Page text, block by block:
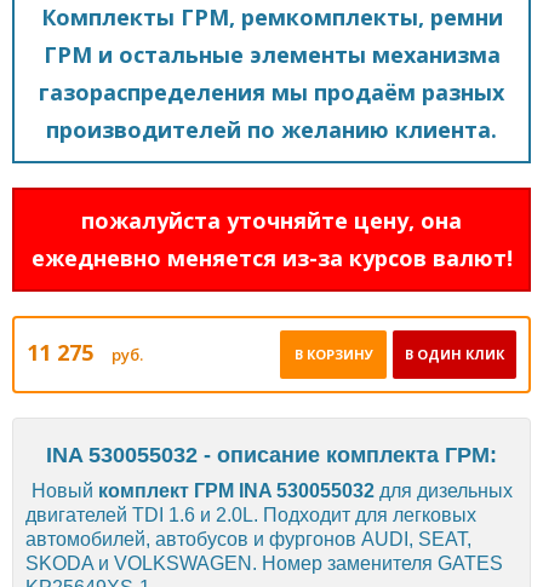
Комплекты ГРМ, ремкомплекты, ремни
ГРМ и остальные элементы механизма
газораспределения мы продаём разных
производителей по желанию клиента.
пожалуйста уточняйте цену, она
ежедневно меняется из-за курсов валют!
11 275 руб. В ОДИН КЛИК
В КОРЗИНУ
INA 530055032 - описание комплекта ГРМ:
Новый комплект ГРМ INA 530055032 для дизельных
двигателей TDI 1.6 и 2.0L. Подходит для легковых
автомобилей, автобусов и фургонов AUDI, SEAT,
SKODA и VOLKSWAGEN. Номер заменителя GATES